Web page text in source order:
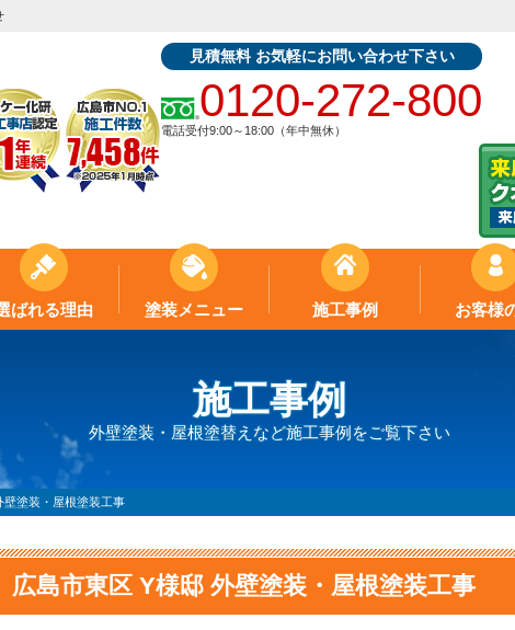
見積無料 お気軽にお問い合わせ下さい
0120-272-800
電話受付9:00～18:00（年中無休）
ばれる理由 塗装メニュー 施工事例 お客様
施工事例
外壁塗装・屋根塗替えなど施工事例をご覧下さい
壁塗装・屋根塗装工事
広島市東区 Y様邸 外壁塗装・屋根塗装工事